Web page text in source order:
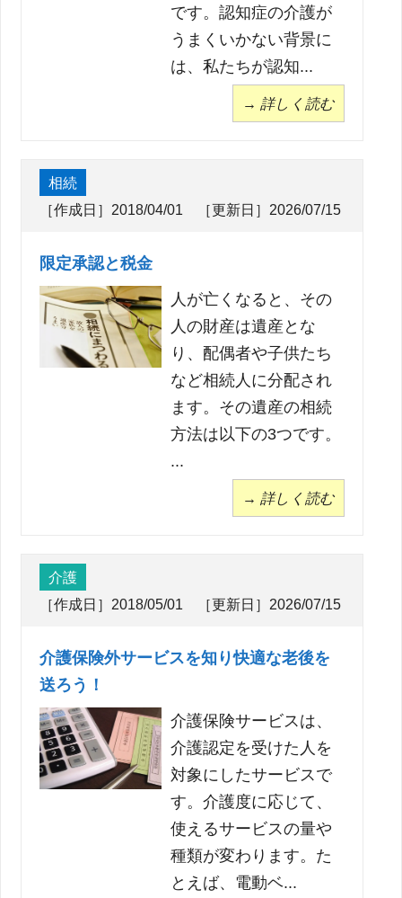
です。認知症の介護が
うまくいかない背景に
は、私たちが認知...
→ 詳しく読む
相続
［作成日］2018/04/01 ［更新日］2026/07/15
限定承認と税金
人が亡くなると、その
人の財産は遺産とな
り、配偶者や子供たち
など相続人に分配され
ます。その遺産の相続
方法は以下の3つです。
...
→ 詳しく読む
介護
［作成日］2018/05/01 ［更新日］2026/07/15
介護保険外サービスを知り快適な老後を
送ろう！
介護保険サービスは、
介護認定を受けた人を
対象にしたサービスで
す。介護度に応じて、
使えるサービスの量や
種類が変わります。た
とえば、電動ベ...